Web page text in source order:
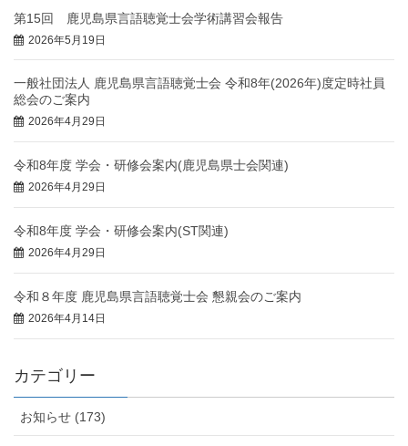
第15回 鹿児島県言語聴覚士会学術講習会報告
2026年5月19日
一般社団法人 鹿児島県言語聴覚士会 令和8年(2026年)度定時社員
総会のご案内
2026年4月29日
令和8年度 学会・研修会案内(鹿児島県士会関連)
2026年4月29日
令和8年度 学会・研修会案内(ST関連)
2026年4月29日
令和８年度 鹿児島県言語聴覚士会 懇親会のご案内
2026年4月14日
カテゴリー
お知らせ (173)